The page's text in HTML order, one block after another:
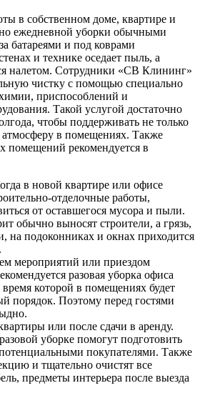
в собственном доме, квартире и
ежедневной уборки обычными
батареями и под коврами
и технике оседает пыль, а
налетом. Сотрудники «СВ Клининг»
чистку с помощью специально
приспособлений и
Такой услугой достаточно
чтобы поддерживать не только
атмосферу в помещениях. Также
помещений рекомендуется в
в новой квартире или офисе
отделочные работы,
от оставшегося мусора и пыли.
обычно выносят строители, а грязь,
на подоконниках и окнах приходится
мероприятий или приездом
разовая уборка офиса
которой в помещениях будет
порядок. Поэтому перед гостями
или после сдачи в аренду.
уборке помогут подготовить
покупателями. Также
и тщательно очистят все
предметы интерьера после выезда